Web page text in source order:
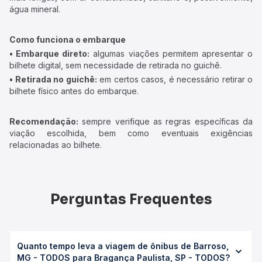
água mineral.
Como funciona o embarque
• Embarque direto: algumas viações permitem apresentar o
bilhete digital, sem necessidade de retirada no guichê.
• Retirada no guichê: em certos casos, é necessário retirar o
bilhete físico antes do embarque.
Recomendação: sempre verifique as regras específicas da
viação escolhida, bem como eventuais exigências
relacionadas ao bilhete.
Perguntas Frequentes
Quanto tempo leva a viagem de ônibus de Barroso,
MG - TODOS para Bragança Paulista, SP - TODOS?